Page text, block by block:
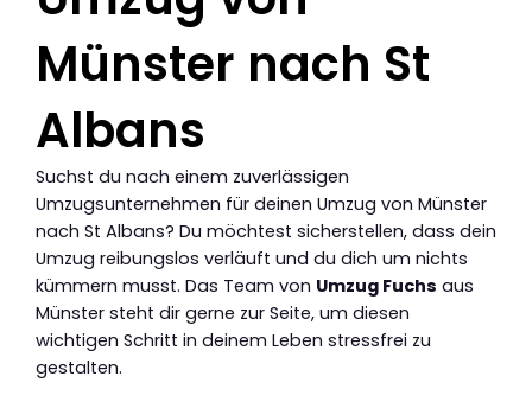
Münster nach St
Albans
Suchst du nach einem zuverlässigen
Umzugsunternehmen für deinen Umzug von Münster
nach St Albans? Du möchtest sicherstellen, dass dein
Umzug reibungslos verläuft und du dich um nichts
kümmern musst. Das Team von Umzug Fuchs aus
Münster steht dir gerne zur Seite, um diesen
wichtigen Schritt in deinem Leben stressfrei zu
gestalten.